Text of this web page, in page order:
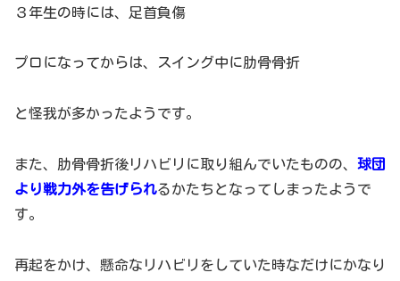
３年生の時には、足首負傷
プロになってからは、スイング中に肋骨骨折
と怪我が多かったようです。
また、肋骨骨折後リハビリに取り組んでいたものの、 球団
より戦力外を告げられるかたちとなってしまったようで
す。
再起をかけ、懸命なリハビリをしていた時なだけにかなり